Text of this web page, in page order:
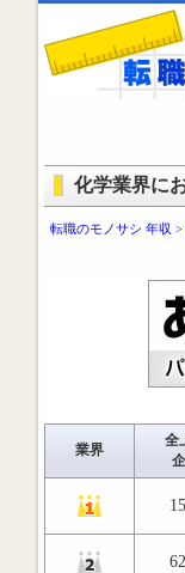
化学業界に
転職のモノサシ 年収 >
業界
全